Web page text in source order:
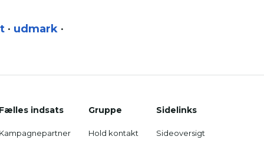
• udmark •
indsats Gruppe
Hold kontakt
Sidelinks
Sideoversigt